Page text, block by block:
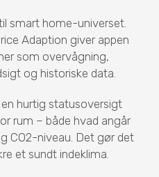
smart home-universet.
Adaption giver appen
som overvågning,
og historiske data.
hurtig statusoversigt
rum – både hvad angår
CO2-niveau. Det gør det
et sundt indeklima.